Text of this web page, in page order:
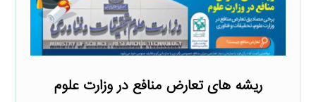
ریشه های تعارض منافع در وزارت علوم